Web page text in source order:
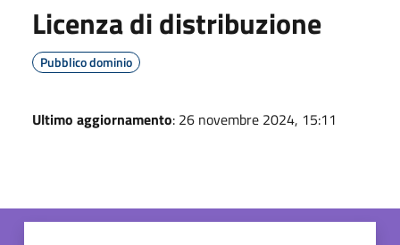
Licenza di distribuzione
Pubblico dominio
Ultimo aggiornamento: 26 novembre 2024, 15:11